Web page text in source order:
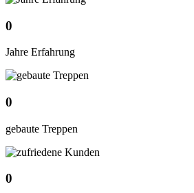
0
Jahre Erfahrung
0
gebaute Treppen
0